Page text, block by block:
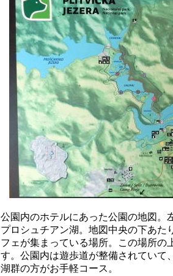
公園内のホテルにあった公園の地図。
プロシュチアン湖。地図中央の下あた
フェが集まっている場所。この場所の
す。公園内は遊歩道が整備されていて
湖群の方がお手軽コース。